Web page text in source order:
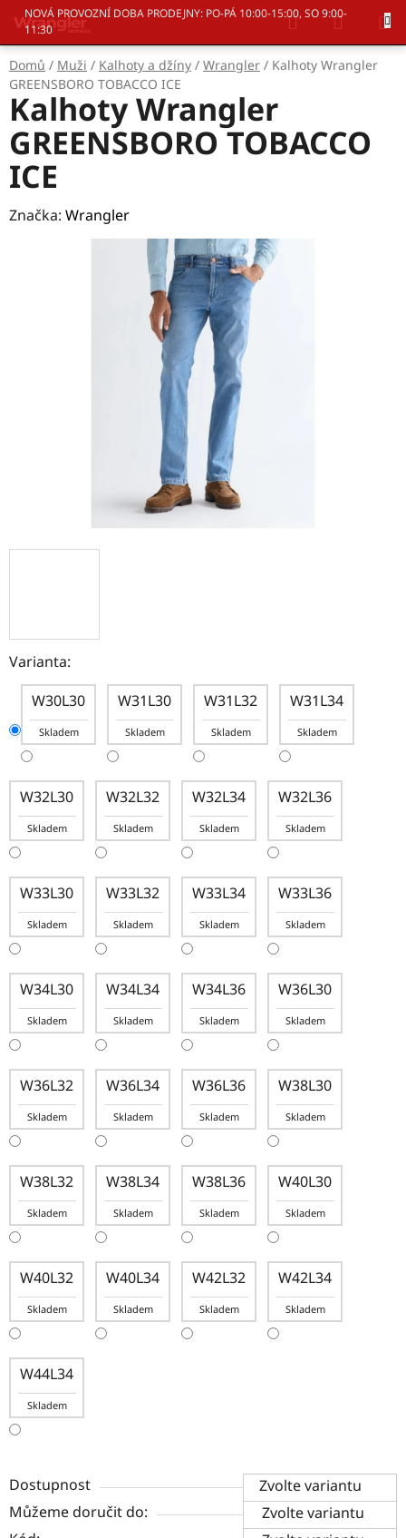
Přejít
obsah
NOVÁ PROVOZNÍ DOBA PRODEJNY: PO-PÁ 10:00-15:00, SO 9:00-
11:30
Hledat
KOŠÍK
Domů / Muži / Kalhoty a džíny / Wrangler / Kalhoty Wrangler
GREENSBORO TOBACCO ICE
Varianta:
W30L30
Skladem
W31L30
Skladem
W31L32
Skladem
W31L34
Skladem
W32L30
Skladem
W32L32
Skladem
W32L34
Skladem
W32L36
Skladem
W33L30
Skladem
W33L32
Skladem
W33L34
Skladem
W33L36
Skladem
W34L30
Skladem
W34L34
Skladem
W34L36
Skladem
W36L30
Skladem
W36L32
Skladem
W36L34
Skladem
W36L36
Skladem
W38L30
Skladem
W38L32
Skladem
W38L34
Skladem
W38L36
Skladem
W40L30
Skladem
W40L32
Skladem
W40L34
Skladem
W42L32
Skladem
W42L34
Skladem
W44L34
Skladem
Dostupnost
Zvolte variantu
Můžeme doručit do:
Zvolte variantu
Kalhoty Wrangler
GREENSBORO TOBACCO
ICE
Značka: Wrangler